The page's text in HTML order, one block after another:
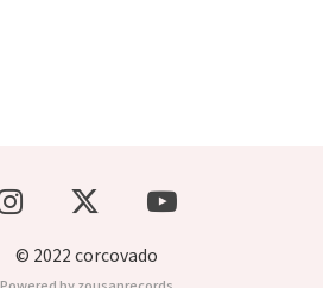
© 2022 corcovado